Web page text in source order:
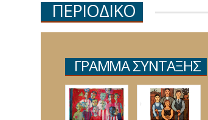
ΠΕΡΙΟΔΙΚΟ
ΓΡΑΜΜΑ ΣΥΝΤΑΞΗΣ